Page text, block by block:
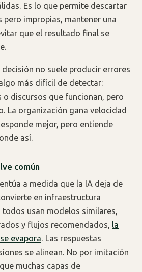
Es lo que permite descartar
pero impropias, mantener una
que el resultado final se
decisión no suele producir errores
más difícil de detectar:
discursos que funcionan, pero
La organización gana velocidad
mejor, pero entiende
así.
común
a medida que la IA deja de
en infraestructura
usan modelos similares,
y flujos recomendados, la
evapora. Las respuestas
se alinean. No por imitación
muchas capas de